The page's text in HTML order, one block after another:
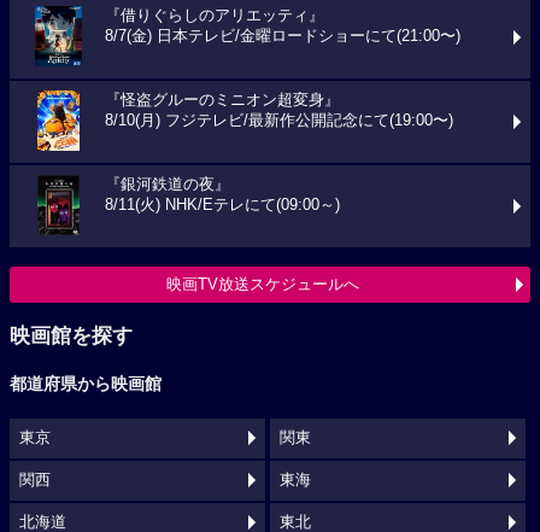
『借りぐらしのアリエッティ』
8/7(金) 日本テレビ/金曜ロードショーにて(21:00〜)
『怪盗グルーのミニオン超変身』
8/10(月) フジテレビ/最新作公開記念にて(19:00〜)
『銀河鉄道の夜』
8/11(火) NHK/Eテレにて(09:00～)
映画TV放送スケジュールへ
映画館を探す
都道府県から映画館
東京 関東
関西 東海
北海道 東北